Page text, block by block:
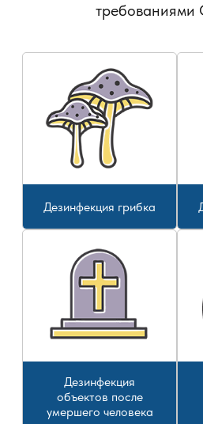
Дезинфекция грибка
Дезинфекция
объектов после
умершего человека